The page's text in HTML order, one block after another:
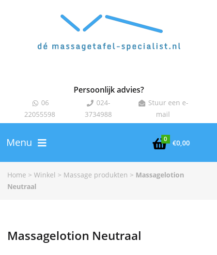
Persoonlijk advies?
 06
22055598
 024-
3734988
 Stuur een e-
mail

0 €0,00
Menu
Home > Winkel > Massage produkten > Massagelotion
Neutraal
Massagelotion Neutraal